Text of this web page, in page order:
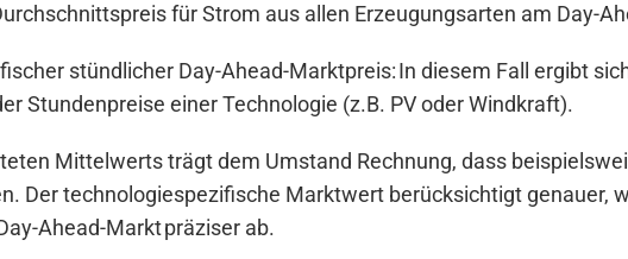
für Strom aus allen Erzeugungsarten am Day-
stündlicher Day-Ahead-Marktpreis: In diesem Fall ergibt
Stundenpreise einer Technologie (z.B. PV oder Windkraft).
Mittelwerts trägt dem Umstand Rechnung, dass
Der technologiespezifische Marktwert berücksichtigt genauer,
Ahead-Markt präziser ab.